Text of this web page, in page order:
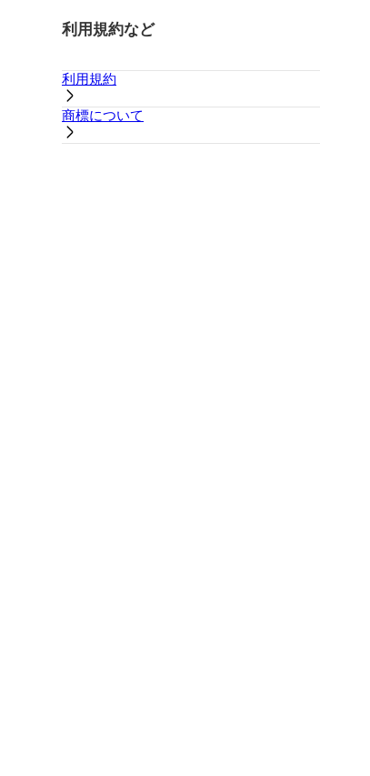
利用規約など
利用規約
商標について